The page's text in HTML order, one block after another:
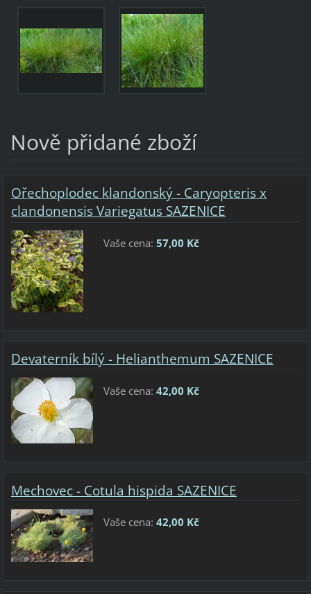
Nově přidané zboží
Ořechoplodec klandonský - Caryopteris x
clandonensis Variegatus SAZENICE
Vaše cena: 57,00 Kč
Devaterník bílý - Helianthemum SAZENICE
Vaše cena: 42,00 Kč
Mechovec - Cotula hispida SAZENICE
Vaše cena: 42,00 Kč